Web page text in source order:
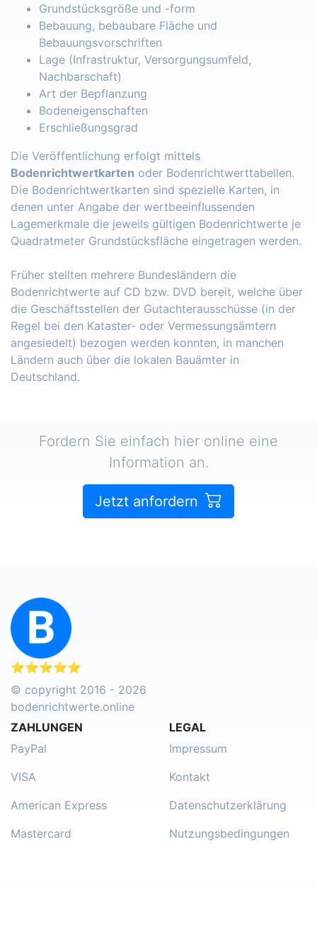
Grundstücksgröße und -form
Bebauung, bebaubare Fläche und
Bebauungsvorschriften
Lage (Infrastruktur, Versorgungsumfeld,
Nachbarschaft)
Art der Bepflanzung
Bodeneigenschaften
Erschließungsgrad
Die Veröffentlichung erfolgt mittels
Bodenrichtwertkarten oder Bodenrichtwerttabellen.
Die Bodenrichtwertkarten sind spezielle Karten, in
denen unter Angabe der wertbeeinflussenden
Lagemerkmale die jeweils gültigen Bodenrichtwerte je
Quadratmeter Grundstücksfläche eingetragen werden.
Früher stellten mehrere Bundesländern die
Bodenrichtwerte auf CD bzw. DVD bereit, welche über
die Geschäftsstellen der Gutachterausschüsse (in der
Regel bei den Kataster- oder Vermessungsämtern
angesiedelt) bezogen werden konnten, in manchen
Ländern auch über die lokalen Bauämter in
Deutschland.
Fordern Sie einfach hier online eine
Information an.
Jetzt anfordern
⭐⭐⭐⭐⭐
© copyright 2016 - 2026
bodenrichtwerte.online
ZAHLUNGEN
PayPal
VISA
American Express
Mastercard
LEGAL
Impressum
Kontakt
Datenschutzerklärung
Nutzungsbedingungen